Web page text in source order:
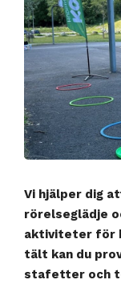
Vi hjälper dig
rörelseglädje
aktiviteter för
tält kan du
stafetter och